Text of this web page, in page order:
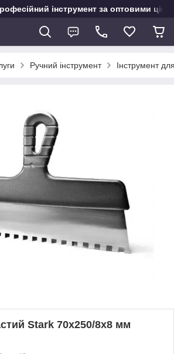
інструмент за оптовими
Ручний інструмент Інструмент
Stark 70х250/8х8 мм